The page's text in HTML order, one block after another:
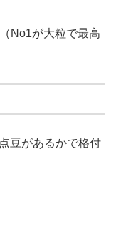
No1が大粒で最高
豆があるかで格付